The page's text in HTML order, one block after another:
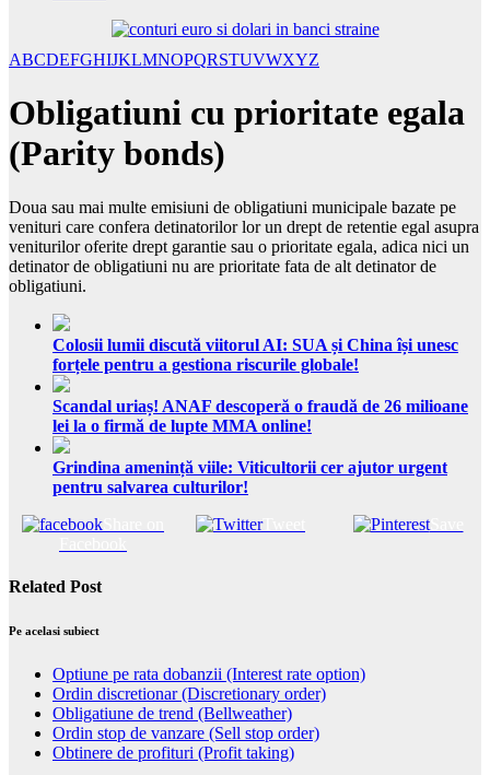
ABCDEFGHIJKLMNOPQRSTUVWXYZ
Obligatiuni cu prioritate egala
(Parity bonds)
Doua sau mai multe emisiuni de obligatiuni municipale bazate pe
venituri care confera detinatorilor lor un drept de retentie egal asupra
veniturilor oferite drept garantie sau o prioritate egala, adica nici un
detinator de obligatiuni nu are prioritate fata de alt detinator de
obligatiuni.
Colosii lumii discută viitorul AI: SUA și China își unesc
forțele pentru a gestiona riscurile globale!
Scandal uriaș! ANAF descoperă o fraudă de 26 milioane
lei la o firmă de lupte MMA online!
Grindina amenință viile: Viticultorii cer ajutor urgent
pentru salvarea culturilor!
Tweet Save
Related Post
Pe acelasi subiect
Optiune pe rata dobanzii (Interest rate option)
Ordin discretionar (Discretionary order)
Obligatiune de trend (Bellweather)
Ordin stop de vanzare (Sell stop order)
Obtinere de profituri (Profit taking)